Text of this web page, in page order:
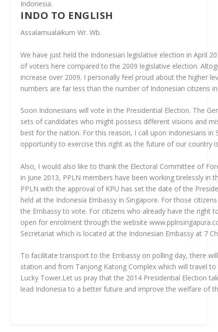
Indonesia.
INDO TO ENGLISH
Assalamualaikum Wr. Wb.
We have just held the Indonesian legislative election in April
of voters here compared to the 2009 legislative election.
increase over 2009. I personally feel proud about the higher
numbers are far less than the number of Indonesian citizens
Soon Indonesians will vote in the Presidential Election. The
sets of candidates who might possess different visions and
best for the nation. For this reason, I call upon Indonesians
opportunity to exercise this right as the future of our country
Also, I would also like to thank the Electoral Committee of
in June 2013, PPLN members have been working tirelessly
PPLN with the approval of KPU has set the date of the
held at the Indonesia Embassy in Singapore. For those
the Embassy to vote. For citizens who already have the right
open for enrolment through the website
Secretariat which is located at the Indonesian Embassy at 7
To facilitate transport to the Embassy on polling day, there
station and from Tanjong Katong Complex which will travel
Lucky Tower.Let us pray that the 2014 Presidential Election
lead Indonesia to a better future and improve the welfare of